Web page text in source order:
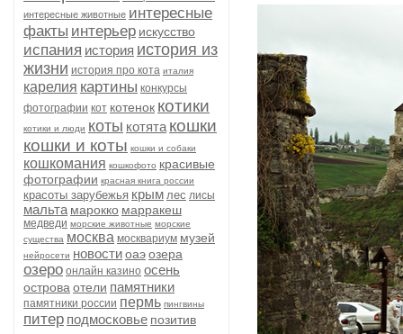
интересные животные интересные
факты интерьер искусство
испания история история из
жизни история про кота италия
карелия картины конкурсы
фотографии кот котенок котики
котики и люди коты котята кошки
кошки и коты кошки и собаки
кошкомания кошкофото красивые
фотографии красная книга россии
красоты зарубежья крым лес лисы
мальта марокко марракеш
медведи морские животные морские
существа москва москвариум музей
нейросети новостиоаэозера
озеро онлайн казино осень
острова отели памятники
памятники россии пермь пингвины
питер подмосковье позитив